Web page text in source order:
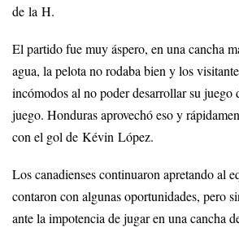
de la H.
El partido fue muy áspero, en una cancha
agua, la pelota no rodaba bien y los
incómodos al no poder desarrollar su juego
juego. Honduras aprovechó eso y
con el gol de Kévin López.
Los canadienses continuaron apretando al
contaron con algunas oportunidades, pero
ante la impotencia de jugar en una cancha